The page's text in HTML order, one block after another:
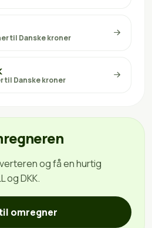
til Danske kroner
til Danske kroner
og få en hurtig
og DKK.
omregner